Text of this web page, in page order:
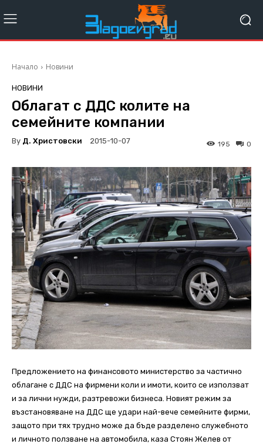
Начало Новини
НОВИНИ
Облагат с ДДС колите на
семейните компании
By Д. Христовски 2015-10-07 0
195
Предложението на финансовото министерство за частично
облагане с ДДС на фирмени коли и имоти, които се използват
и за лични нужди, разтревожи бизнеса. Новият режим за
възстановяване на ДДС ще удари най-вече семейните фирми,
защото при тях трудно може да бъде разделено служебното
и личното ползване на автомобила, каза Стоян Желев от